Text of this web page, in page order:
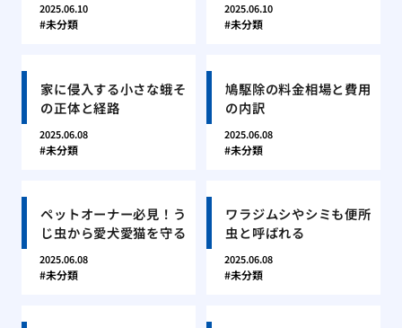
2025.06.10
未分類
2025.06.10
未分類
家に侵入する小さな蛾そ
の正体と経路
2025.06.08
未分類
鳩駆除の料金相場と費用
の内訳
2025.06.08
未分類
ペットオーナー必見！う
じ虫から愛犬愛猫を守る
2025.06.08
未分類
ワラジムシやシミも便所
虫と呼ばれる
2025.06.08
未分類